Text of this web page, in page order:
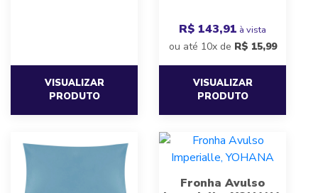
VISUALIZAR
PRODUTO
R$ 143,91 à vista
ou até 10x de R$ 15,99
VISUALIZAR
PRODUTO
Fronha Avulso